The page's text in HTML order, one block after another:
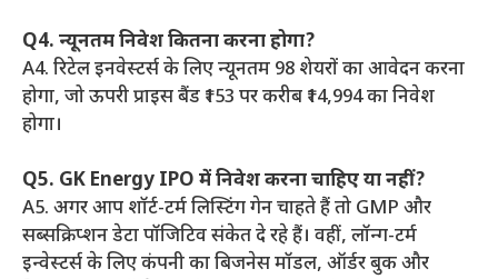
Q4. न्यूनतम निवेश कितना करना होगा?
A4. रिटेल इनवेस्टर्स के लिए न्यूनतम 98 शेयरों का आवेदन करना
होगा, जो ऊपरी प्राइस बैंड ₹153 पर करीब ₹14,994 का निवेश
होगा।
Q5. GK Energy IPO में निवेश करना चाहिए या नहीं?
A5. अगर आप शॉर्ट-टर्म लिस्टिंग गेन चाहते हैं तो GMP और
सब्सक्रिप्शन डेटा पॉजिटिव संकेत दे रहे हैं। वहीं, लॉन्ग-टर्म
इन्वेस्टर्स के लिए कंपनी का बिजनेस मॉडल, ऑर्डर बुक और